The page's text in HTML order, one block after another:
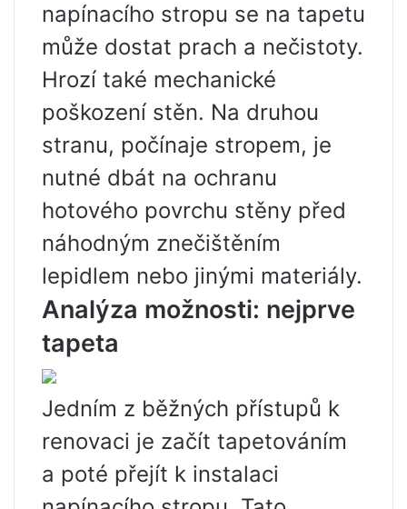
napínacího stropu se na tapetu
může dostat prach a nečistoty.
Hrozí také mechanické
poškození stěn. Na druhou
stranu, počínaje stropem, je
nutné dbát na ochranu
hotového povrchu stěny před
náhodným znečištěním
lepidlem nebo jinými materiály.
Analýza možnosti: nejprve
tapeta
Jedním z běžných přístupů k
renovaci je začít tapetováním
a poté přejít k instalaci